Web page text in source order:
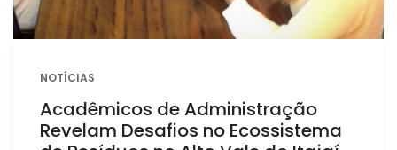
NOTÍCIAS
Acadêmicos de Administração
Revelam Desafios no Ecossistema